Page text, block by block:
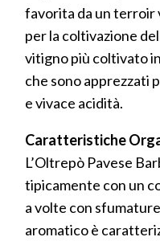
favorita da un terroir
per la coltivazione
vitigno più coltivato
che sono apprezzati
e vivace acidità.
Caratteristiche
L’Oltrepò Pavese
tipicamente con un
a volte con
aromatico è